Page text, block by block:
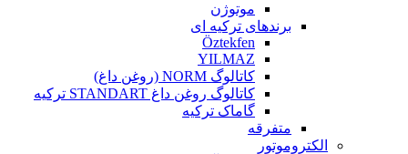
موتوژن
برندهای ترکیه ای
Öztekfen
YILMAZ
کاتالوگ NORM (روغن داغ)
کاتالوگ روغن داغ STANDART ترکیه
گاماک ترکیه
متفرقه
الکتروموتور